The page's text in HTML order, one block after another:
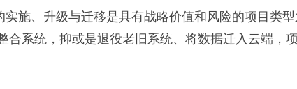
施、升级与迁移是具有战略价值和风险的项目类
合系统，抑或是退役老旧系统、将数据迁入云端，